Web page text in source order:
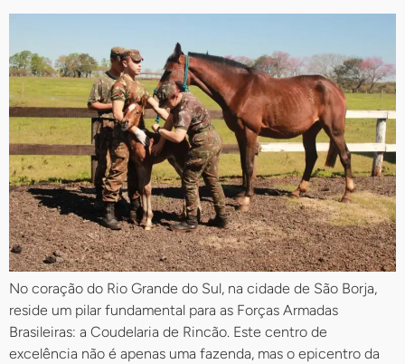
No coração do Rio Grande do Sul, na cidade de São Borja,
reside um pilar fundamental para as Forças Armadas
Brasileiras: a Coudelaria de Rincão. Este centro de
excelência não é apenas uma fazenda, mas o epicentro da